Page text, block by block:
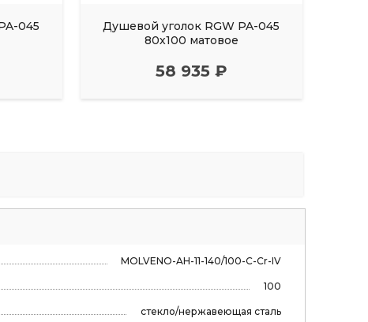
045
Душевой уголок RGW PA-045
80х100 матовое
58 935 ₽
MOLVENO-AH-11-140/100-C-Cr-IV
100
стекло/нержавеющая сталь